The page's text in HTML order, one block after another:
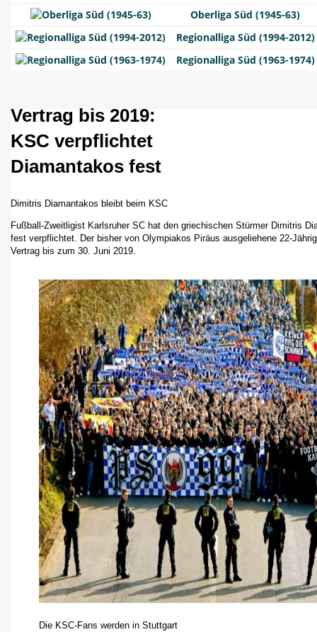
Oberliga Süd (1945-63)
Regionalliga Süd (1994-2012)
Regionalliga Süd (1963-1974)
Vertrag bis 2019:
KSC verpflichtet
Diamantakos fest
Dimitris Diamantakos bleibt beim KSC
Fußball-Zweitligist Karlsruher SC hat den griechischen Stürmer Dimitris
fest verpflichtet. Der bisher von Olympiakos Piräus ausgeliehene 22-
Vertrag bis zum 30. Juni 2019.
Die KSC-Fans werden in Stuttgart